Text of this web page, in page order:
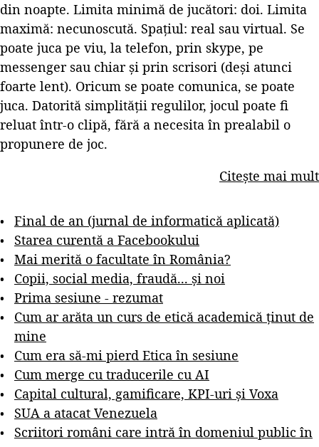
din noapte. Limita minimă de jucători: doi. Limita
maximă: necunoscută. Spațiul: real sau virtual. Se
poate juca pe viu, la telefon, prin skype, pe
messenger sau chiar și prin scrisori (deși atunci
foarte lent). Oricum se poate comunica, se poate
juca. Datorită simplității regulilor, jocul poate fi
reluat într-o clipă, fără a necesita în prealabil o
propunere de joc.
Citește mai mult
Final de an (jurnal de informatică aplicată)
Starea curentă a Facebookului
Mai merită o facultate în România?
Copii, social media, fraudă... și noi
Prima sesiune - rezumat
Cum ar arăta un curs de etică academică ținut de
mine
Cum era să-mi pierd Etica în sesiune
Cum merge cu traducerile cu AI
Capital cultural, gamificare, KPI-uri și Voxa
SUA a atacat Venezuela
Scriitori români care intră în domeniul public în